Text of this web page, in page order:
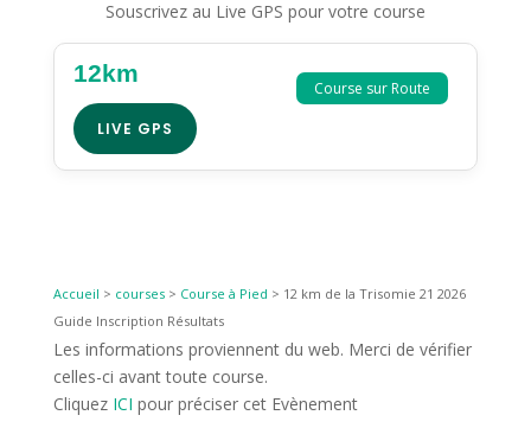
Souscrivez au Live GPS pour votre course
Course sur Route
12km
LIVE GPS
Accueil > courses> Course à Pied > 12 km de la Trisomie 21 2026
Guide Inscription Résultats
Les informations proviennent du web. Merci de vérifier
celles-ci avant toute course.
Cliquez ICI pour préciser cet Evènement